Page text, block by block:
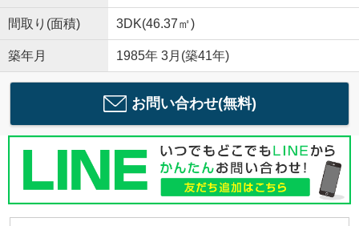
間取り(面積) 3DK(46.37㎡)
築年月 1985年 3月(築41年)
お問い合わせ(無料)